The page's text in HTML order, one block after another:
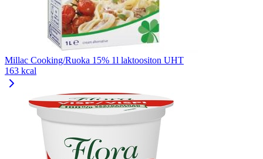
Millac Cooking/Ruoka 15% 1l laktoositon UHT
163 kcal